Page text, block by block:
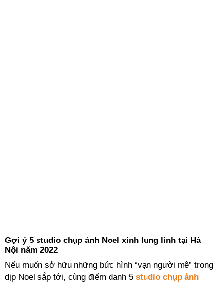
Gợi ý 5 studio chụp ảnh Noel xinh lung linh tại Hà
Nội năm 2022
Nếu muốn sở hữu những bức hình “vạn người mê” trong
dịp Noel sắp tới, cùng điểm danh 5 studio chụp ảnh